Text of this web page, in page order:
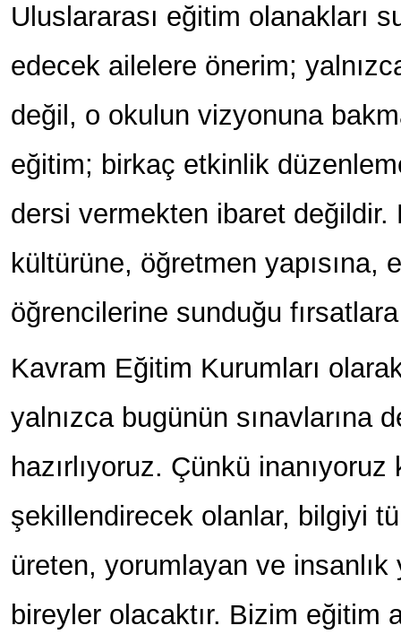
Uluslararası eğitim olanakları
edecek ailelere önerim;
değil, o okulun vizyonuna
eğitim; birkaç etkinlik
dersi vermekten ibaret değildir.
kültürüne, öğretmen yapısına,
öğrencilerine sunduğu fırsatlara
Kavram Eğitim Kurumları
yalnızca bugünün sınavlarına
hazırlıyoruz. Çünkü
şekillendirecek olanlar, bilgiyi
üreten, yorumlayan ve insanlık
bireyler olacaktır. Bizim eğitim